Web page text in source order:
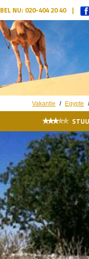
BEL NU: 020-404 20 40 |
Vakantie / Egypte
★★★★★